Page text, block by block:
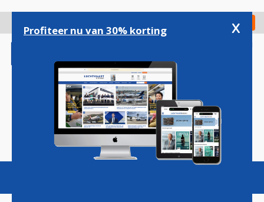
gaan
Check in
Magazine Podcasts Vacatures
Profiteer nu van 30% korting x